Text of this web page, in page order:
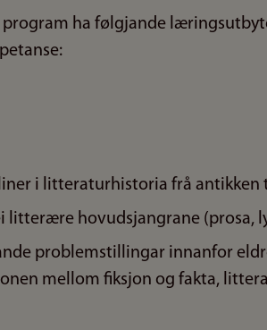
program ha følgjande
i litteraturhistoria frå antikken
litterære hovudsjangrane (prosa,
problemstillingar innanfor
mellom fiksjon og fakta,